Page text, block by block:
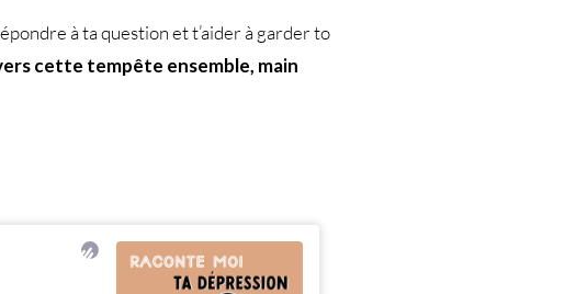
à ta question et t’aider à garder to
cette tempête ensemble, main